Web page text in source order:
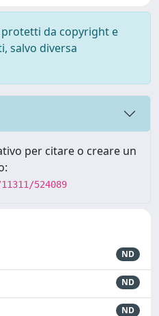
da copyright e
salvo diversa
per citare o creare un
524089
ND
ND
ND